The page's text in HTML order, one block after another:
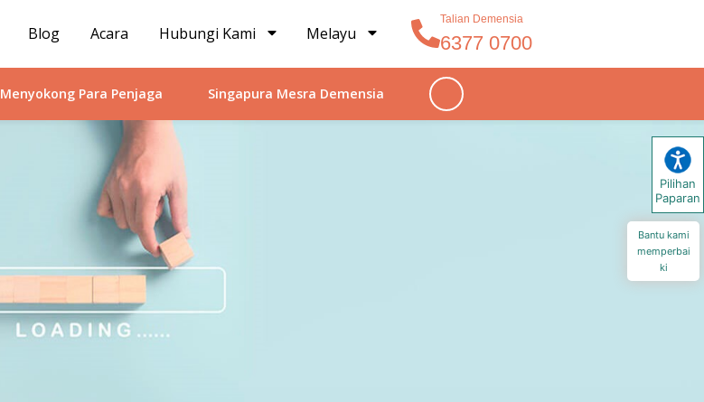
Pilihan
Paparan
Bantu kami
memperbai
ki
Blog Acara Hubungi Kami Melayu
Talian Demensia
6377 0700
Menyokong Para Penjaga Singapura Mesra Demensia